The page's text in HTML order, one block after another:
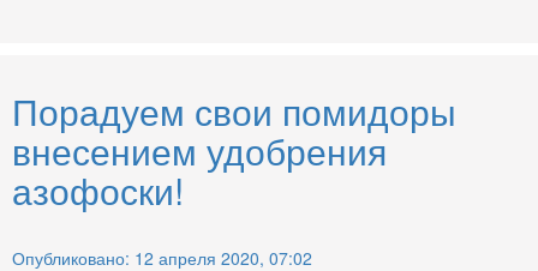
Порадуем свои помидоры
внесением удобрения
азофоски!
Опубликовано: 12 апреля 2020, 07:02